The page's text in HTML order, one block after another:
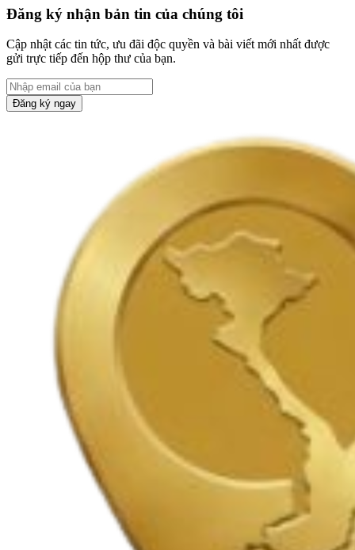
Đăng ký nhận bản tin của chúng tôi
Cập nhật các tin tức, ưu đãi độc quyền và bài viết mới nhất được
gửi trực tiếp đến hộp thư của bạn.
Đăng ký ngay